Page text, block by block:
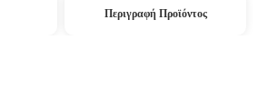
Περιγραφή Προϊόντος